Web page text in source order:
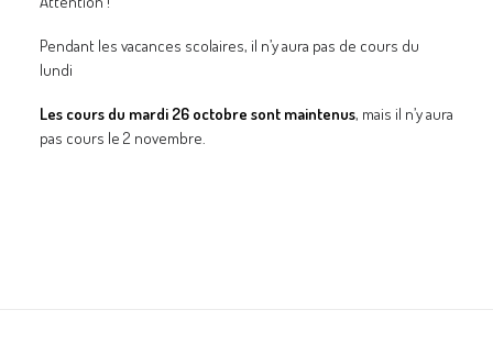
Pendant les vacances scolaires, il n’y aura pas de cours du
lundi
Les cours du mardi 26 octobre sont maintenus, mais il n’y aura
pas cours le 2 novembre.